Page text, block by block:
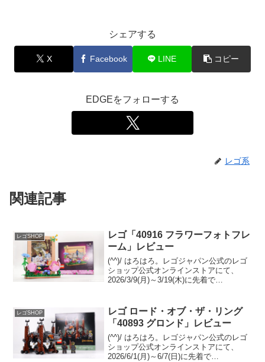
シェアする
X Facebook LINE コピー
EDGEをフォローする
レゴ系
関連記事
レゴSHOP
レゴ「40916 フラワーフォトフレ
ーム」レビュー
(^^)/ はろはろ。レゴジャパン公式のレゴ
ショップ公式オンラインストアにて、
2026/3/9(月)～3/19(木)に先着で
(税込)以上購入。 （オファ...
レゴSHOP
レゴ ロード・オブ・ザ・リング
「40893 グロンド」レビュー
(^^)/ はろはろ。レゴジャパン公式のレゴ
ショップ公式オンラインストアにて、
2026/6/1(月)～6/7(日)に先着で